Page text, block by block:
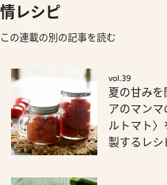
情レシピ
この連載の別の記事を読む
vol.39
夏の甘み
アのマン
ルトマト
製するレシ